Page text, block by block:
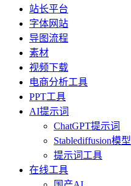
站长平台
字体网站
导图流程
素材
视频下载
电商分析工具
PPT工具
AI提示词
ChatGPT提示词
Stablediffusion模型
提示词工具
在线工具